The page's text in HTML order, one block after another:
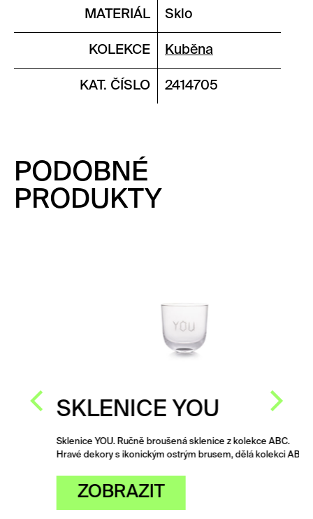
MATERIÁL Sklo
KOLEKCE Kuběna
KAT. ČÍSLO 2414705
PODOBNÉ
PRODUKTY
SKLENICE YOU
Sklenice YOU. Ručně broušená sklenice z kolekce ABC.
Hravé dekory s ikonickým ostrým brusem, dělá kolekci ABC…
ZOBRAZIT